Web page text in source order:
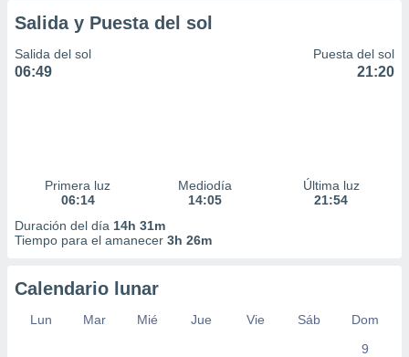
Salida y Puesta del sol
Salida del sol
06:49
Puesta del sol
21:20
Primera luz
06:14
Mediodía
14:05
Última luz
21:54
Duración del día 14h 31m
Tiempo para el amanecer 3h 26m
Calendario lunar
Lun Mar Mié Jue Vie Sáb
Dom
9